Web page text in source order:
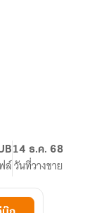
ล์
14 ธ.ค. 68
วันที่วางขาย